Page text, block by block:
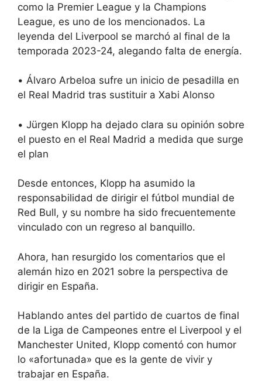
como la Premier League y la Champions
League, es uno de los mencionados. La
leyenda del Liverpool se marchó al final de la
temporada 2023-24, alegando falta de energía.
• Álvaro Arbeloa sufre un inicio de pesadilla en
el Real Madrid tras sustituir a Xabi Alonso
• Jürgen Klopp ha dejado clara su opinión sobre
el puesto en el Real Madrid a medida que surge
el plan
Desde entonces, Klopp ha asumido la
responsabilidad de dirigir el fútbol mundial de
Red Bull, y su nombre ha sido frecuentemente
vinculado con un regreso al banquillo.
Ahora, han resurgido los comentarios que el
alemán hizo en 2021 sobre la perspectiva de
dirigir en España.
Hablando antes del partido de cuartos de final
de la Liga de Campeones entre el Liverpool y el
Manchester United, Klopp comentó con humor
lo «afortunada» que es la gente de vivir y
trabajar en España.